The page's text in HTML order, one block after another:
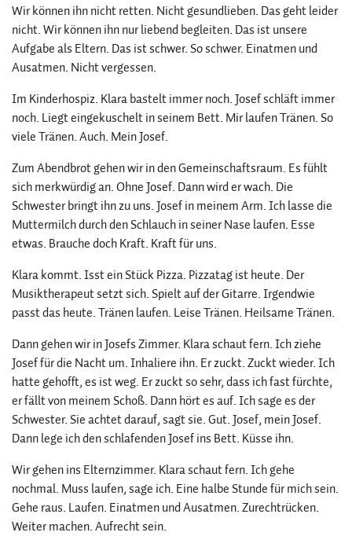
Wir können ihn nicht retten. Nicht gesundlieben. Das geht leider
nicht. Wir können ihn nur liebend begleiten. Das ist unsere
Aufgabe als Eltern. Das ist schwer. So schwer. Einatmen und
Ausatmen. Nicht vergessen.
Im Kinderhospiz. Klara bastelt immer noch. Josef schläft immer
noch. Liegt eingekuschelt in seinem Bett. Mir laufen Tränen. So
viele Tränen. Auch. Mein Josef.
Zum Abendbrot gehen wir in den Gemeinschaftsraum. Es fühlt
sich merkwürdig an. Ohne Josef. Dann wird er wach. Die
Schwester bringt ihn zu uns. Josef in meinem Arm. Ich lasse die
Muttermilch durch den Schlauch in seiner Nase laufen. Esse
etwas. Brauche doch Kraft. Kraft für uns.
Klara kommt. Isst ein Stück Pizza. Pizzatag ist heute. Der
Musiktherapeut setzt sich. Spielt auf der Gitarre. Irgendwie
passt das heute. Tränen laufen. Leise Tränen. Heilsame Tränen.
Dann gehen wir in Josefs Zimmer. Klara schaut fern. Ich ziehe
Josef für die Nacht um. Inhaliere ihn. Er zuckt. Zuckt wieder. Ich
hatte gehofft, es ist weg. Er zuckt so sehr, dass ich fast fürchte,
er fällt von meinem Schoß. Dann hört es auf. Ich sage es der
Schwester. Sie achtet darauf, sagt sie. Gut. Josef, mein Josef.
Dann lege ich den schlafenden Josef ins Bett. Küsse ihn.
Wir gehen ins Elternzimmer. Klara schaut fern. Ich gehe
nochmal. Muss laufen, sage ich. Eine halbe Stunde für mich sein.
Gehe raus. Laufen. Einatmen und Ausatmen. Zurechtrücken.
Weiter machen. Aufrecht sein.